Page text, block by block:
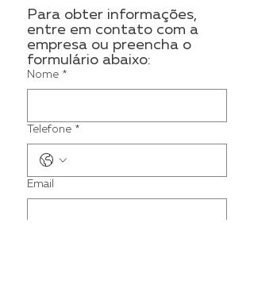
Para obter informações,
entre em contato com a
empresa ou preencha o
formulário abaixo:
Nome *
Telefone *
Email